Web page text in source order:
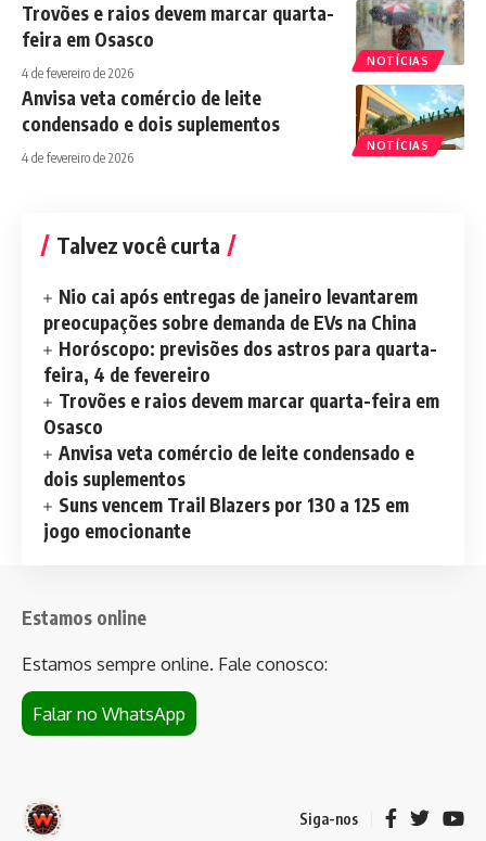
NOTÍCIAS
Trovões e raios devem marcar quarta-
feira em Osasco
4 de fevereiro de 2026
NOTÍCIAS
Anvisa veta comércio de leite
condensado e dois suplementos
4 de fevereiro de 2026
Talvez você curta
Nio cai após entregas de janeiro levantarem
preocupações sobre demanda de EVs na China
Horóscopo: previsões dos astros para quarta-
feira, 4 de fevereiro
Trovões e raios devem marcar quarta-feira em
Osasco
Anvisa veta comércio de leite condensado e
dois suplementos
Suns vencem Trail Blazers por 130 a 125 em
jogo emocionante
Estamos online
Estamos sempre online. Fale conosco:
Falar no WhatsApp
Siga-nos